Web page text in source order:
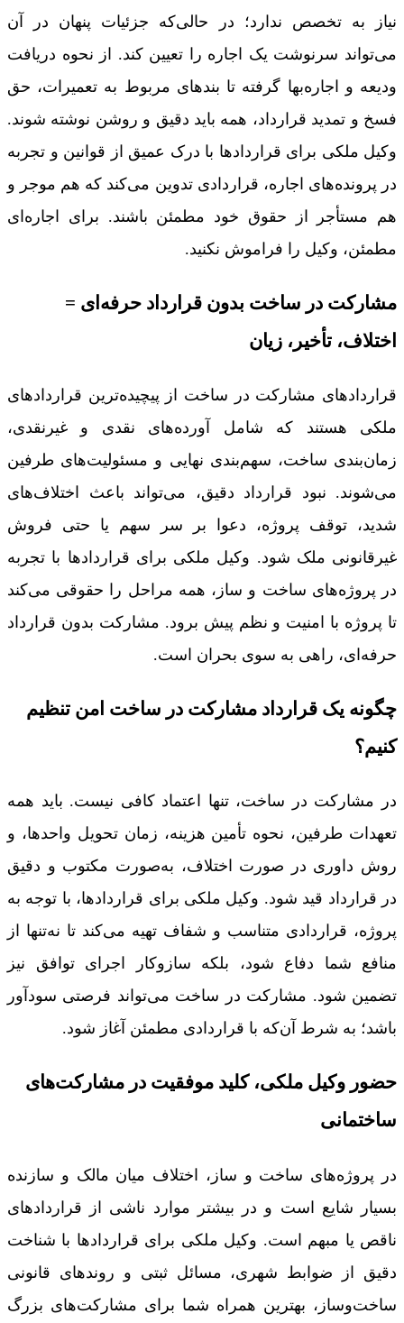
نیاز به تخصص ندارد؛ در حالی‌که جزئیات پنهان در آن
می‌تواند سرنوشت یک اجاره را تعیین کند. از نحوه دریافت
ودیعه و اجاره‌بها گرفته تا بندهای مربوط به تعمیرات، حق
فسخ و تمدید قرارداد، همه باید دقیق و روشن نوشته شوند.
وکیل ملکی برای قراردادها با درک عمیق از قوانین و تجربه
در پرونده‌های اجاره، قراردادی تدوین می‌کند که هم موجر و
هم مستأجر از حقوق خود مطمئن باشند. برای اجاره‌ای
مطمئن، وکیل را فراموش نکنید.
مشارکت در ساخت بدون قرارداد حرفه‌ای =
اختلاف، تأخیر، زیان
قراردادهای مشارکت در ساخت از پیچیده‌ترین قراردادهای
ملکی هستند که شامل آورده‌های نقدی و غیرنقدی،
زمان‌بندی ساخت، سهم‌بندی نهایی و مسئولیت‌های طرفین
می‌شوند. نبود قرارداد دقیق، می‌تواند باعث اختلاف‌های
شدید، توقف پروژه، دعوا بر سر سهم یا حتی فروش
غیرقانونی ملک شود. وکیل ملکی برای قراردادها با تجربه
در پروژه‌های ساخت و ساز، همه مراحل را حقوقی می‌کند
تا پروژه با امنیت و نظم پیش برود. مشارکت بدون قرارداد
حرفه‌ای، راهی به سوی بحران است.
چگونه یک قرارداد مشارکت در ساخت امن تنظیم
کنیم؟
در مشارکت در ساخت، تنها اعتماد کافی نیست. باید همه
تعهدات طرفین، نحوه تأمین هزینه، زمان تحویل واحدها، و
روش داوری در صورت اختلاف، به‌صورت مکتوب و دقیق
در قرارداد قید شود. وکیل ملکی برای قراردادها، با توجه به
پروژه، قراردادی متناسب و شفاف تهیه می‌کند تا نه‌تنها از
منافع شما دفاع شود، بلکه سازوکار اجرای توافق نیز
تضمین شود. مشارکت در ساخت می‌تواند فرصتی سودآور
باشد؛ به شرط آن‌که با قراردادی مطمئن آغاز شود.
حضور وکیل ملکی، کلید موفقیت در مشارکت‌های
ساختمانی
در پروژه‌های ساخت و ساز، اختلاف میان مالک و سازنده
بسیار شایع است و در بیشتر موارد ناشی از قراردادهای
ناقص یا مبهم است. وکیل ملکی برای قراردادها با شناخت
دقیق از ضوابط شهری، مسائل ثبتی و روندهای قانونی
ساخت‌وساز، بهترین همراه شما برای مشارکت‌های بزرگ